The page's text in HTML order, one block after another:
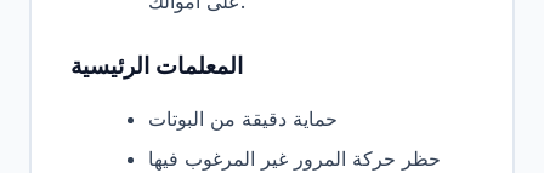
المعلمات الرئيسية
حماية دقيقة من البوتات
حظر حركة المرور غير المرغوب فيها